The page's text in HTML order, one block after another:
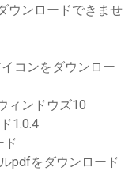
ウンロードできませ
コンをダウンロー
ィンドウズ10
1.0.4
ド
pdfをダウンロード